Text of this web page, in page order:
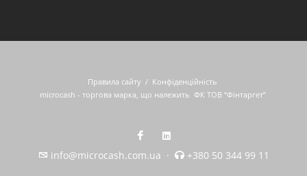
Правила сайту / Конфіденційність
microcash - торгова марка, що належить ФК ТОВ “Фінтаргет”
info@microcash.com.ua · +380 50 344 99 11